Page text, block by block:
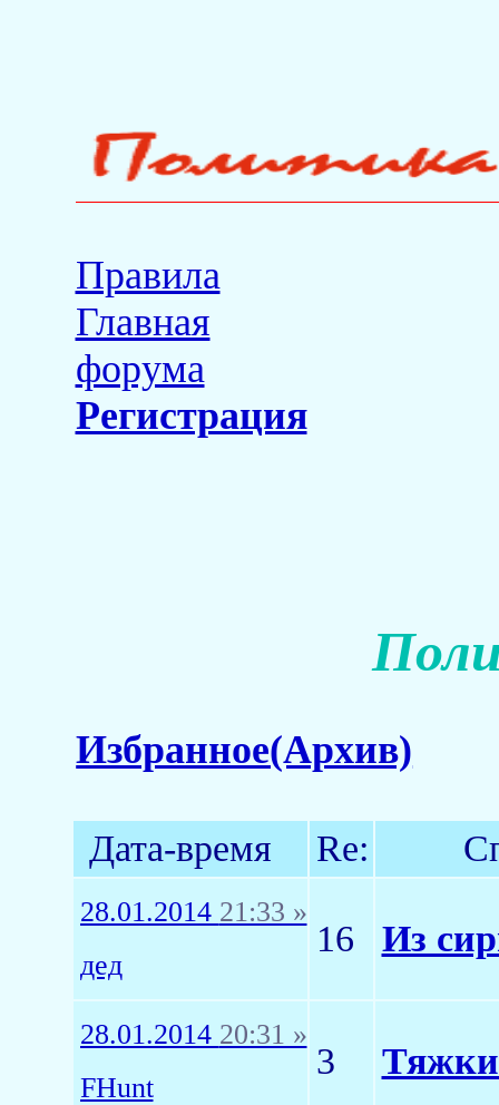
Правила
Главная
форума
Регистрация
Избранное(Архив)
Дата-время Re:
28.01.2014 21:33 »
дед
16 Из
28.01.2014 20:31 »
FHunt
3